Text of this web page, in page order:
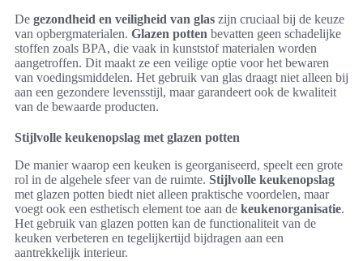
De gezondheid en veiligheid van glas zijn cruciaal bij de keuze
van opbergmaterialen. Glazen potten bevatten geen schadelijke
stoffen zoals BPA, die vaak in kunststof materialen worden
aangetroffen. Dit maakt ze een veilige optie voor het bewaren
van voedingsmiddelen. Het gebruik van glas draagt niet alleen bij
aan een gezondere levensstijl, maar garandeert ook de kwaliteit
van de bewaarde producten.
Stijlvolle keukenopslag met glazen potten
De manier waarop een keuken is georganiseerd, speelt een grote
rol in de algehele sfeer van de ruimte. Stijlvolle keukenopslag
met glazen potten biedt niet alleen praktische voordelen, maar
voegt ook een esthetisch element toe aan de keukenorganisatie.
Het gebruik van glazen potten kan de functionaliteit van de
keuken verbeteren en tegelijkertijd bijdragen aan een
aantrekkelijk interieur.